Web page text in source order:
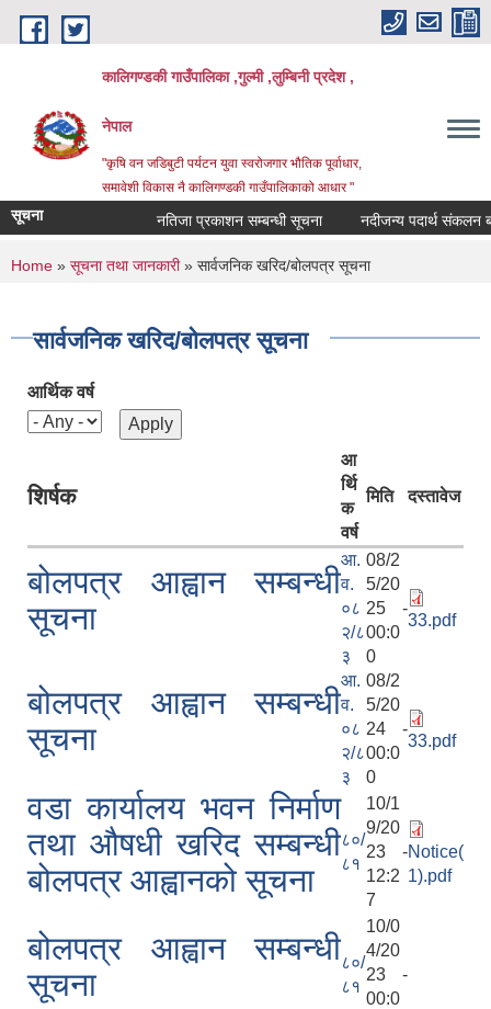
Skip to main content
कालिगण्डकी गाउँपालिका ,गुल्मी ,लुम्बिनी प्रदेश ,
नेपाल
"कृषि वन जडिबुटी पर्यटन युवा स्वरोजगार भौतिक पूर्वाधार,
समावेशी विकास नै कालिगण्डकी गाउँपालिकाको आधार "
सूचना नतिजा प्रकाशन सम्बन्धी सूचना नदीजन्य पदार्थ संकलन बन्द
You are here
Home » सूचना तथा जानकारी» सार्वजनिक खरिद/बोलपत्र सूचना
सार्वजनिक खरिद/बोलपत्र सूचना
आर्थिक वर्ष
शिर्षक
आ
र्थि
क
वर्ष
मिति दस्तावेज
बोलपत्र आह्वान सम्बन्धी
सूचना
आ.
व.
०८
२/८
३
08/2
5/20
25 -
00:0
0
33.pdf
बोलपत्र आह्वान सम्बन्धी
सूचना
आ.
व.
०८
२/८
३
08/2
5/20
24 -
00:0
0
33.pdf
वडा कार्यालय भवन निर्माण
तथा औषधी खरिद सम्बन्धी
बोलपत्र आह्वानको सूचना
८०/
८१
10/1
9/20
23 -
12:2
7
Notice(
1).pdf
बोलपत्र आह्वान सम्बन्धी
सूचना
८०/
८१
10/0
4/20
23 -
00:0